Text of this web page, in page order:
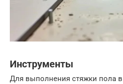
Инструменты
Для выполнения стяжки пола